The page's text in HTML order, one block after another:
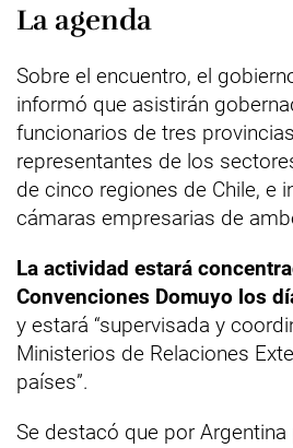
La agenda
Sobre el encuentro, el
informó que asistirán
funcionarios de tres
representantes de los
de cinco regiones de Chile, e
cámaras empresarias de
La actividad estará
Convenciones Domuyo los
y estará “supervisada y
Ministerios de Relaciones
países”.
Se destacó que por Argentina